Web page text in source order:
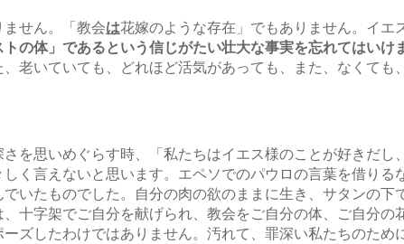
ません。「教会は花嫁のような存在」でもありません。イエ
の体」であるという信じがたい壮大な事実を忘れてはいけ
老いていても、どれほど活気があっても、また、なくても
を思いめぐらす時、「私たちはイエス様のことが好きだ
く言えないと思います。エペソでのパウロの言葉を借りる
いたものでした。自分の肉の欲のままに生き、サタンの
十字架でご自分を献げられ、教会をご自分の体、ご自分
ズしたわけではありません。汚れて、罪深い私たちのた